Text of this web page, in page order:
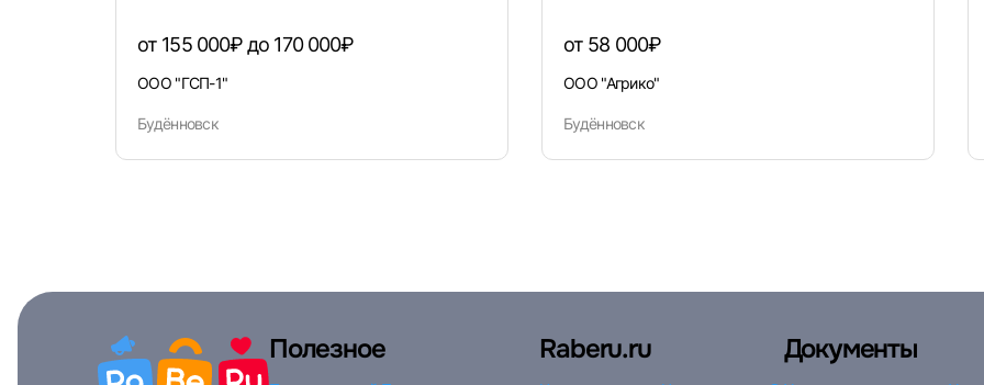
от 155 000₽ до 170 000₽
ООО "ГСП-1"
Будённовск
от 58 000₽
ООО "Агрико"
Будённовск
Полезное Raberu.ru Документы